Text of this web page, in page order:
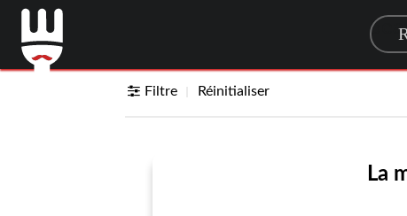
Filtre Réinitialiser
La